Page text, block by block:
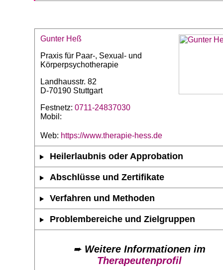
Gunter Heß
Praxis für Paar-, Sexual- und
Körperpsychotherapie
Landhausstr. 82
D-70190 Stuttgart
Festnetz: 0711-24837030
Mobil:
Web: https://www.therapie-hess.de
Heilerlaubnis oder Approbation
Abschlüsse und Zertifikate
Verfahren und Methoden
Problembereiche und Zielgruppen
➨ Weitere Informationen im
Therapeutenprofil